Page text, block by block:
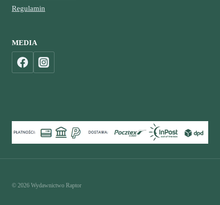
Regulamin
MEDIA
© 2026 Wydawnictwo Raptor